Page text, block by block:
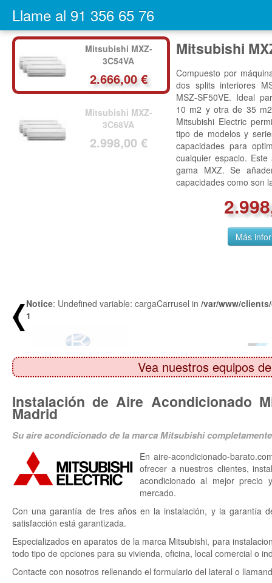
Llame al 91 356 65 76
Mitsubishi MXZ-
3C54VA
2.666,00 €
Mitsubishi MXZ-
3C68VA
2.998,00 €
Mitsubishi
Compuesto por
dos splits interiores
MSZ-SF35VE. Ideal
10 m2 y otra de 25
Mitsubishi Electric
tipo de modelos y
capacidades para
cualquier espacio.
gama MXZ. Se
capacidades como son
Más
Mitsubishi
Compuesto por
dos splits interiores
MSZ-SF50VE. Ideal
10 m2 y otra de 35
Mitsubishi Electric
tipo de modelos y
capacidades para
cualquier espacio.
gama MXZ. Se
capacidades como son
Más
Notice: Undefined variable: cargaCarrusel in /var/www/
1
Vea nuestros equipos
Instalación de Aire Acondicionado
Madrid
Su aire acondicionado de la marca Mitsubishi
En aire-acondicionado-
ofrecer a nuestros clientes,
acondicionado al mejor precio
mercado.
Con una garantía de tres años en la instalación, y la garantía
satisfacción está garantizada.
Especializados en aparatos de la marca Mitsubishi, para
todo tipo de opciones para su vivienda, oficina, local comercial o
Contacte con nosotros rellenando el formulario del lateral o